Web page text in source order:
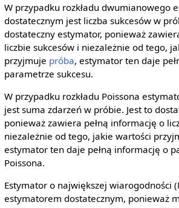
W przypadku rozkładu dwumianowego
dostatecznym jest liczba sukcesów w
dostateczny estymator, ponieważ
liczbie sukcesów i niezależnie od tego,
przyjmuje próba, estymator ten daje
parametrze sukcesu.
W przypadku rozkładu Poissona
jest suma zdarzeń w próbie. Jest to
ponieważ zawiera pełną informację o
niezależnie od tego, jakie wartości
estymator ten daje pełną informację o
Poissona.
Estymator o największej wiarogodności
estymatorem dostatecznym, ponieważ